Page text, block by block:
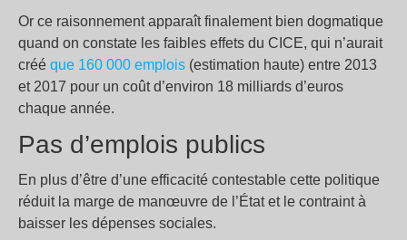
Or ce raisonnement apparaît finalement bien dogmatique
quand on constate les faibles effets du CICE, qui n’aurait
créé que 160 000 emplois (estimation haute) entre 2013
et 2017 pour un coût d’environ 18 milliards d’euros
chaque année.
Pas d’emplois publics
En plus d’être d’une efficacité contestable cette politique
réduit la marge de manœuvre de l’État et le contraint à
baisser les dépenses sociales.